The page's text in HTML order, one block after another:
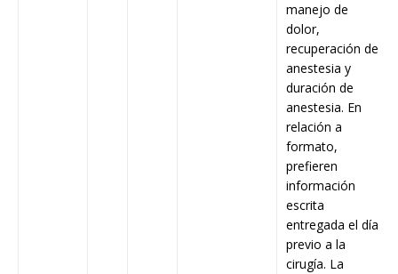
manejo de
dolor,
recuperación de
anestesia y
duración de
anestesia. En
relación a
formato,
prefieren
información
escrita
entregada el día
previo a la
cirugía. La